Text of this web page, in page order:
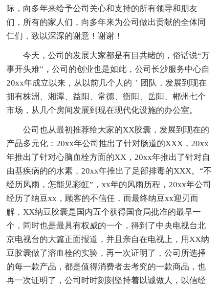
际，向多年来给予公司关心和支持的所有领导和朋友
们，所有的家人们，向多年来为公司做出贡献的全体同
仁们，致以深深的谢意！谢谢！
今天，公司的发展大家都是有目共睹的，俗话说“万
事开头难”，公司的创业也是如此，公司长沙服务中心自
20xx年成立以来，从以前几个人的＇团队，发展到现在
拥有株洲、湘潭、益阳、常德、衡阳、岳阳、郴州七个
市场，从几个房间发展到现在现代化设施的办公室。
公司也从最初推荐给大家的XX胶囊，发展到现在的
产品多元化：20xx年公司推出了针对肠道的XXX，20xx
年推出了针对心脑血栓方面的XX，20xx年推出了针对自
由基疾病的的水素，20xx年推出了足部排毒的XXX。“不
经历风雨，怎能见彩虹”，xx年的风雨历程，20xx年公司
经历了纳豆xx，顾客的不信任，而最终纳豆xx迎刃而
解，XX纳豆胶囊是国内五个获得国食局批准的最早一
个，同时也是最具有权威的一个，得到了中央电视台北
京电视台的大篇正面报道，并且亲自在电视上，用XX纳
豆胶囊做了溶血栓的实验，再一次证明了，公司所选择
的每一款产品，都是值得消费者去考究的一款商品，也
再一次证明了，公司时时刻刻坚持着以诚做人，以信经